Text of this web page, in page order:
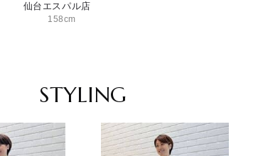
仙台エスパル店
158cm
STYLING